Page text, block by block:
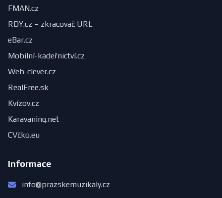
FMAN.cz
RDY.cz – zkracovač URL
eBar.cz
Mobilní-kadeřnictví.cz
Web-clever.cz
RealFree.sk
Kvízov.cz
Karavaning.net
CVčko.eu
Informace
info@prazskemuzikaly.cz